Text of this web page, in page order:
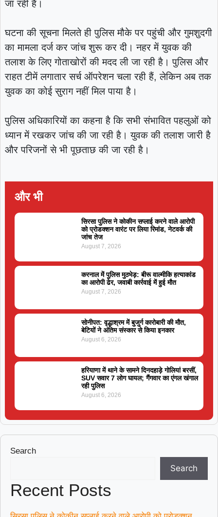
जा रही है।
घटना की सूचना मिलते ही पुलिस मौके पर पहुंची और गुमशुदगी
का मामला दर्ज कर जांच शुरू कर दी। नहर में युवक की
तलाश के लिए गोताखोरों की मदद ली जा रही है। पुलिस और
राहत टीमें लगातार सर्च ऑपरेशन चला रही हैं, लेकिन अब तक
युवक का कोई सुराग नहीं मिल पाया है।
पुलिस अधिकारियों का कहना है कि सभी संभावित पहलुओं को
ध्यान में रखकर जांच की जा रही है। युवक की तलाश जारी है
और परिजनों से भी पूछताछ की जा रही है।
और भी
सिरसा पुलिस ने कोकीन सप्लाई करने वाले आरोपी
को प्रोडक्शन वारंट पर लिया रिमांड, नेटवर्क की
जांच तेज
August 7, 2026
करनाल में पुलिस मुठभेड़: बीरू वाल्मीकि हत्याकांड
का आरोपी ढेर, जवाबी कार्रवाई में हुई मौत
August 7, 2026
सोनीपत: वृद्धाश्रम में बुजुर्ग कारोबारी की मौत,
बेटियों ने अंतिम संस्कार से किया इनकार
August 6, 2026
हरियाणा में थाने के सामने दिनदहाड़े गोलियां बरसीं,
SUV सवार 7 लोग घायल; गैंगवार का एंगल खंगाल
रही पुलिस
August 6, 2026
Search
Search
Recent Posts